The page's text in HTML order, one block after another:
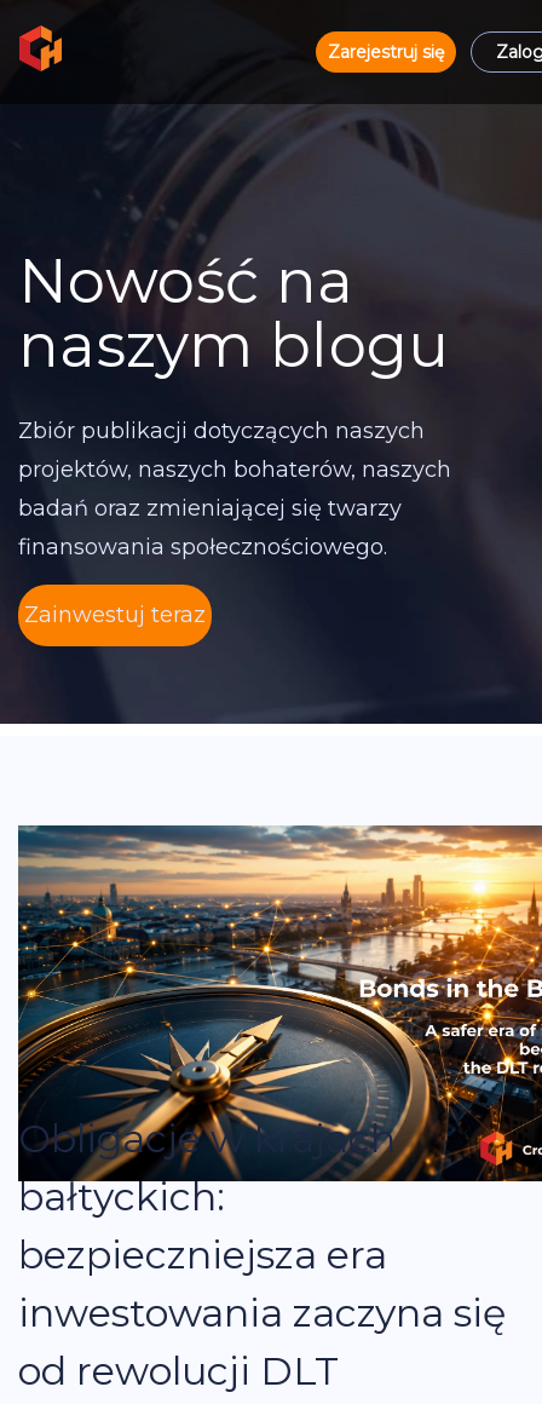
Zarejestruj się
Nowość na
naszym blogu
Zbiór publikacji dotyczących naszych
projektów, naszych bohaterów, naszych
badań oraz zmieniającej się twarzy
finansowania społecznościowego.
Zainwestuj teraz
Obligacje w krajach
bałtyckich:
bezpieczniejsza era
inwestowania zaczyna się
od rewolucji DLT